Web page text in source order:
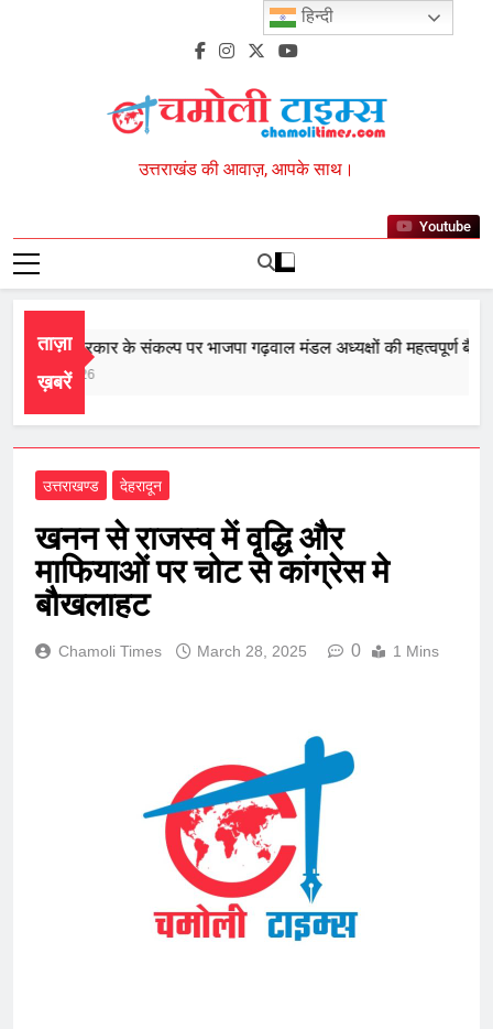
Chamoli Times
उत्तराखंड की आवाज़, आपके साथ।
Youtube
ताज़ा
ख़बरें
बार सरकार के संकल्प पर भाजपा गढ़वाल मंडल अध्यक्षों की महत्वपूर्ण बैठक
8, 2026
उत्तराखण्ड देहरादून
खनन से राजस्व में वृद्धि और
माफियाओं पर चोट से कांग्रेस मे
बौखलाहट
Chamoli Times March 28, 2025 0 1 Mins
हिन्दी